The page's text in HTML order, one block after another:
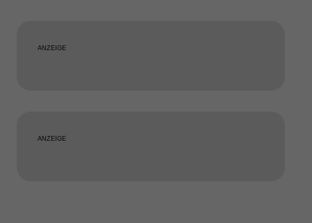
ANZEIGE
ANZEIGE